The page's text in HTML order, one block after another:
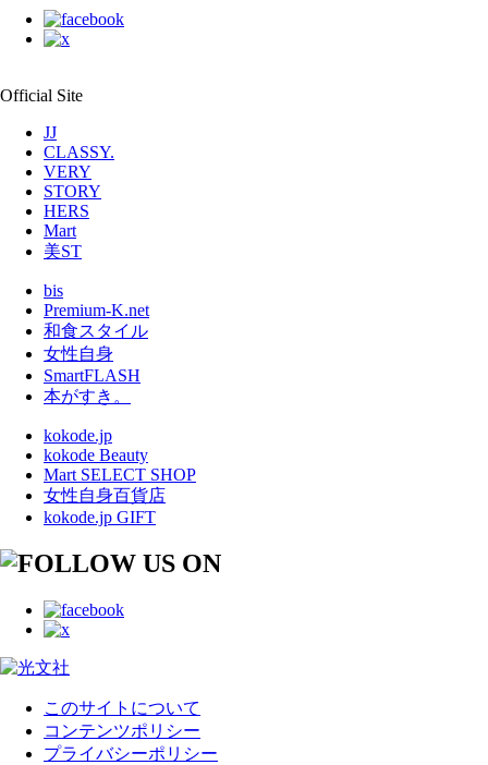
Official Site
JJ
CLASSY.
VERY
STORY
HERS
Mart
美ST
bis
Premium-K.net
和食スタイル
女性自身
SmartFLASH
本がすき。
kokode.jp
kokode Beauty
Mart SELECT SHOP
女性自身百貨店
kokode.jp GIFT
このサイトについて
コンテンツポリシー
プライバシーポリシー